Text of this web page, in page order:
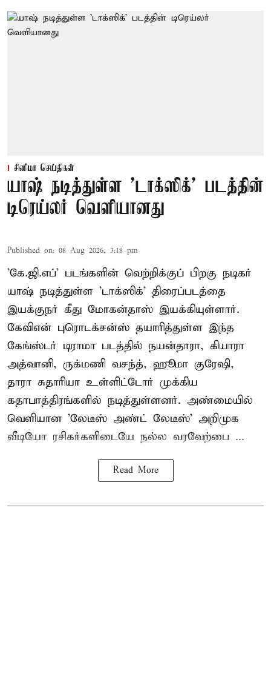
சினிமா செய்திகள்
யாஷ் நடித்துள்ள 'டாக்‌ஸிக்' படத்தின்
டிரெய்லர் வெளியானது
Published on: 08 Aug 2026, 3:18 pm
'கே.ஜி.எப்' படங்களின் வெற்றிக்குப் பிறகு நடிகர்
யாஷ் நடித்துள்ள 'டாக்ஸிக்' திரைப்படத்தை
இயக்குநர் கீது மோகன்தாஸ் இயக்கியுள்ளார்.
கேவிஎன் புரொடக்சன்ஸ் தயாரித்துள்ள இந்த
கேங்ஸ்டர் டிராமா படத்தில் நயன்தாரா, கியாரா
அத்வானி, ருக்மணி வசந்த், ஹூமா குரேஷி,
தாரா சுதாரியா உள்ளிட்டோர் முக்கிய
கதாபாத்திரங்களில் நடித்துள்ளனர். அண்மையில்
வெளியான 'லேடீஸ் அண்ட் லேடீஸ்' அறிமுக
வீடியோ ரசிகர்களிடையே நல்ல வரவேற்பை ...
Read More